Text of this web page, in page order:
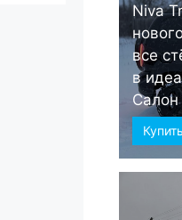
Niva
все
в
Салон